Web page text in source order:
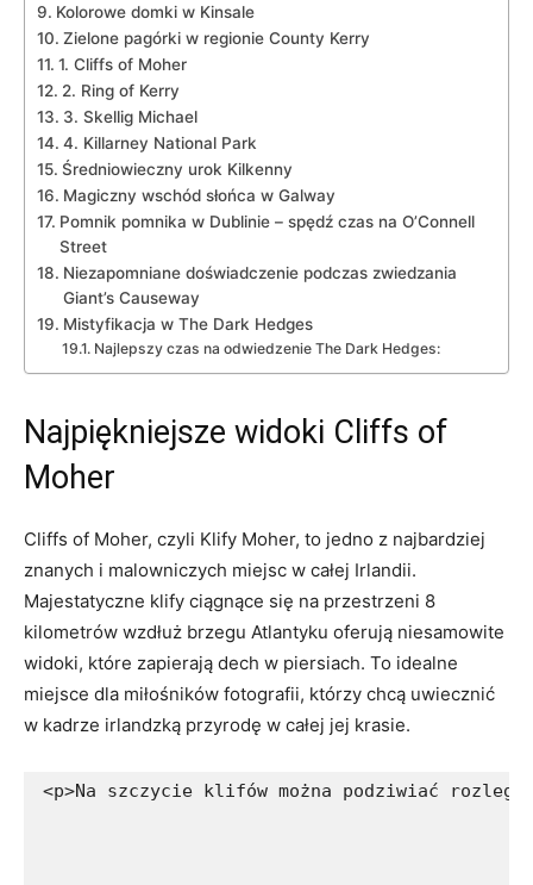
Kolorowe⁢ domki w Kinsale
Zielone pagórki w regionie‌ County Kerry
1. Cliffs of⁣ Moher
2. ‌Ring of Kerry
3.‍ Skellig Michael
4. ⁣Killarney⁣ National Park
Średniowieczny⁣ urok Kilkenny
Magiczny ​wschód słońca w Galway
Pomnik pomnika w Dublinie – spędź czas na O’Connell
Street
Niezapomniane doświadczenie podczas ⁢zwiedzania
Giant’s⁤ Causeway
Mistyfikacja w ⁤The Dark Hedges
Najlepszy⁢ czas na odwiedzenie​ The Dark Hedges:
Najpiękniejsze widoki Cliffs⁤ of
Moher
Cliffs of Moher, czyli Klify ⁣Moher, ⁢to jedno ⁤z najbardziej
znanych⁤ i malowniczych miejsc w całej Irlandii.⁤
Majestatyczne klify ciągnące ‍się na ⁤przestrzeni⁢ 8
kilometrów wzdłuż brzegu Atlantyku oferują niesamowite‍
widoki, które ​zapierają⁣ dech ​w piersiach. To idealne
miejsce dla miłośników fotografii, którzy chcą uwiecznić
w ⁤kadrze irlandzką ⁢przyrodę w całej⁤ jej krasie.
<p>Na szczycie klifów można podziwiać